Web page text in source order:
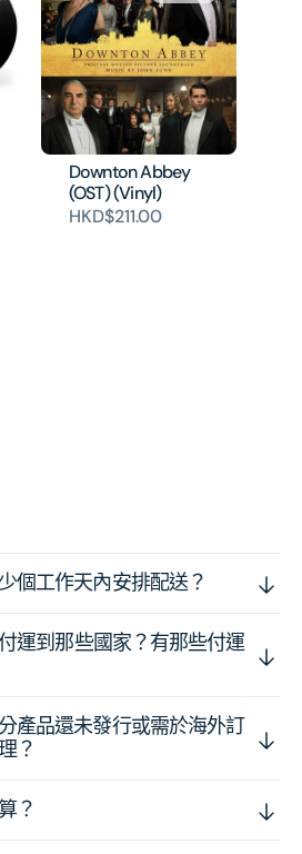
Downton Abbey
(OST) (Vinyl)
HKD$211.00
個工作天內安排配送？
運到那些國家？有那些付運
產品還未發行或需於海外訂
？
？